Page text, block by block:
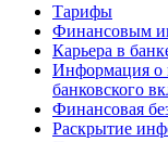
Тарифы
Финансовым
Карьера в
Информация о
банковского
Финансовая
Раскрытие